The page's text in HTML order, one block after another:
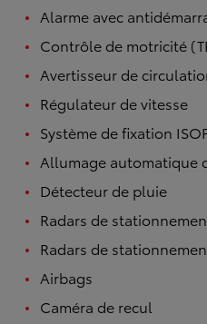
Alarme avec
Contrôle de motricité
Avertisseur de
Régulateur de vitesse
Système de fixation
Allumage automatique
Détecteur de pluie
Radars de
Radars de
Airbags
Caméra de recul